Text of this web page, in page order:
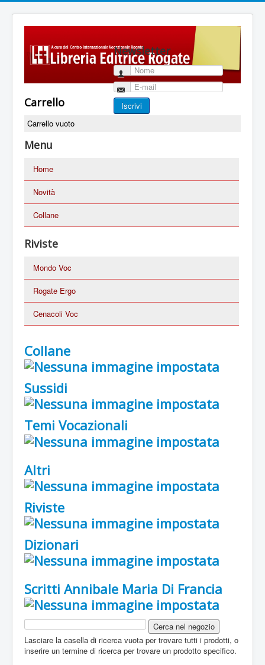
Newsletter
Nome
E-mail
Iscrivi
Carrello
Carrello vuoto
Menu
Home
Novità
Collane
Riviste
Mondo Voc
Rogate Ergo
Cenacoli Voc
Collane
Sussidi
Temi Vocazionali
Altri
Riviste
Dizionari
Scritti Annibale Maria Di Francia
Lasciare la casella di ricerca vuota per trovare tutti i prodotti, o
inserire un termine di ricerca per trovare un prodotto specifico.